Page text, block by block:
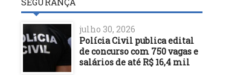
julho 30, 2026
Polícia Civil publica edital
de concurso com 750 vagas e
salários de até R$ 16,4 mil